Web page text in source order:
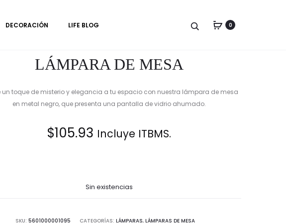
DECORACIÓN LIFE BLOG 0
LÁMPARA DE MESA
un toque de misterio y elegancia a tu espacio con nuestra lámpara de mesa
en metal negro, que presenta una pantalla de vidrio ahumado.
$105.93 Incluye ITBMS.
Sin existencias
SKU: 5601000001095 CATEGORÍAS: LÁMPARAS, LÁMPARAS DE MESA